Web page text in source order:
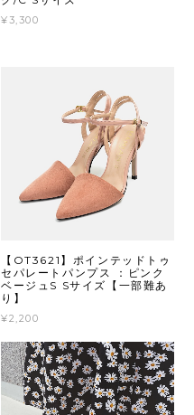
¥3,300
【OT3621】ポインテッドトゥ
セパレートパンプス ：ピンク
ベージュS Sサイズ【一部難あ
り】
¥2,200